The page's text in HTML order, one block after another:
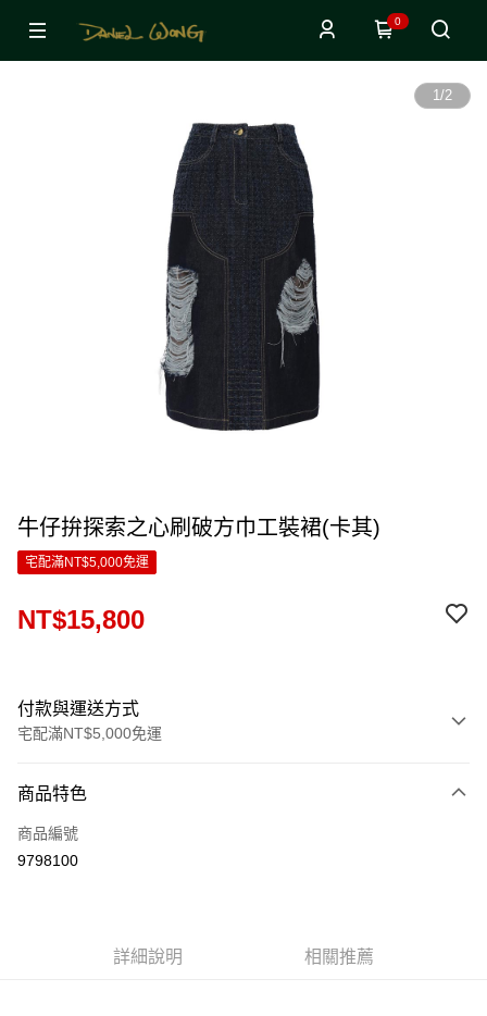
0
1/2
牛仔拚探索之心刷破方巾工裝裙(卡其)
宅配滿NT$5,000免運
NT$15,800
付款與運送方式
宅配滿NT$5,000免運
信用卡一次付款
LINE Pay
商品特色
商品編號
9798100
詳細說明 相關推薦